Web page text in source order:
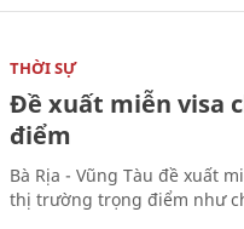
THỜI SỰ
Đề xuất miễn visa
điểm
Bà Rịa - Vũng Tàu đề xuất
thị trường trọng điểm như